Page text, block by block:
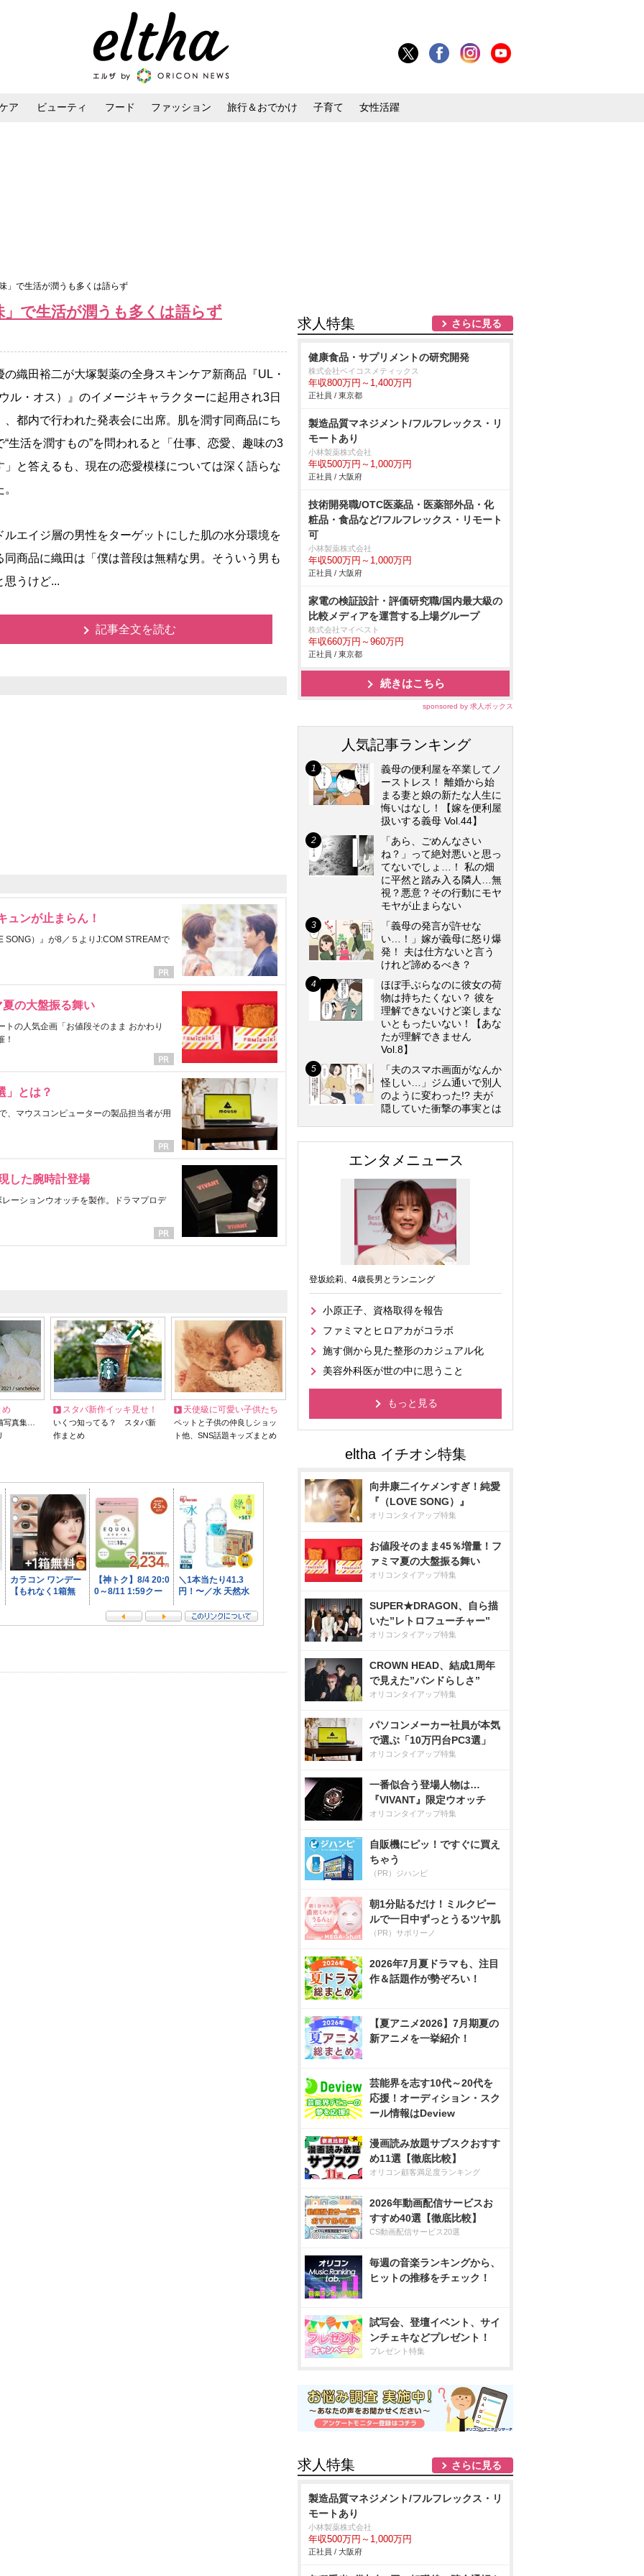
ア ビューティ フード ファッション 旅行＆おでかけ 子育て 女性活躍
」で生活が潤うも多くは語らず
で生活が潤うも多くは語らず
織田裕二が大塚製薬の全身スキンケア新商品『UL・
ル・オス）』のイメージキャラクターに起用され3日
、都内で行われた発表会に出席。肌を潤す同商品にち
“生活を潤すもの”を問われると「仕事、恋愛、趣味の3
」と答えるも、現在の恋愛模様については深く語らな
エイジ層の男性をターゲットにした肌の水分環境を
同商品に織田は「僕は普段は無精な男。そういう男も
思うけど...
記事全文を読む
ュンが止まらん！
SONG）』が8／５よりJ:COM STREAMで
の大盤振る舞い
の人気企画「お値段そのまま おかわり
！
」とは？
、マウスコンピューターの製品担当者が用
した腕時計登場
ーションウオッチを製作。ドラマプロデ
め
写真集…
スタバ新作イッキ見せ！
いくつ知ってる？ スタバ新
作まとめ
天使級に可愛い子供たち
ペットと子供の仲良しショッ
ト他、SNS話題キッズまとめ
求人特集 さらに見る
健康食品・サプリメントの研究開発
株式会社ベイコスメティックス
年収800万円～1,400万円
正社員 / 東京都
製造品質マネジメント/フルフレックス・リ
モートあり
小林製薬株式会社
年収500万円～1,000万円
正社員 / 大阪府
技術開発職/OTC医薬品・医薬部外品・化
粧品・食品など/フルフレックス・リモート
可
小林製薬株式会社
年収500万円～1,000万円
正社員 / 大阪府
家電の検証設計・評価研究職/国内最大級の
比較メディアを運営する上場グループ
株式会社マイベスト
年収660万円～960万円
正社員 / 東京都
続きはこちら
sponsored by 求人ボックス
人気記事ランキング
義母の便利屋を卒業してノ
ーストレス！ 離婚から始
まる妻と娘の新たな人生に
悔いはなし！【嫁を便利屋
扱いする義母 Vol.44】
「あら、ごめんなさい
ね？」って絶対悪いと思っ
てないでしょ…！ 私の畑
に平然と踏み入る隣人…無
視？悪意？その行動にモヤ
モヤが止まらない
「義母の発言が許せな
い…！」嫁が義母に怒り爆
発！ 夫は仕方ないと言う
けれど諦めるべき？
ほぼ手ぶらなのに彼女の荷
物は持ちたくない？ 彼を
理解できないけど楽しまな
いともったいない！【あな
たが理解できません
Vol.8】
「夫のスマホ画面がなんか
怪しい…」ジム通いで別人
のように変わった!? 夫が
隠していた衝撃の事実とは
エンタメニュース
登坂絵莉、4歳長男とランニング
小原正子、資格取得を報告
ファミマとヒロアカがコラボ
施す側から見た整形のカジュアル化
美容外科医が世の中に思うこと
もっと見る
向井康二イケメンすぎ！純愛
『（LOVE SONG）』
オリコンタイアップ特集
お値段そのまま45％増量！フ
ァミマ夏の大盤振る舞い
オリコンタイアップ特集
SUPER★DRAGON、自ら描
いた”レトロフューチャー”
オリコンタイアップ特集
CROWN HEAD、結成1周年
で見えた”バンドらしさ”
オリコンタイアップ特集
パソコンメーカー社員が本気
で選ぶ「10万円台PC3選」
オリコンタイアップ特集
一番似合う登場人物は…
『VIVANT』限定ウオッチ
オリコンタイアップ特集
自販機にピッ！ですぐに買え
ちゃう
（PR）ジハンピ
朝1分貼るだけ！ミルクピー
ルで一日中ずっとうるツヤ肌
（PR）サボリーノ
2026年7月夏ドラマも、注目
作＆話題作が勢ぞろい！
【夏アニメ2026】7月期夏の
新アニメを一挙紹介！
芸能界を志す10代～20代を
応援！オーディション・スク
ール情報はDeview
漫画読み放題サブスクおすす
め11選【徹底比較】
オリコン顧客満足度ランキング
2026年動画配信サービスお
すすめ40選【徹底比較】
CS動画配信サービス20選
毎週の音楽ランキングから、
ヒットの推移をチェック！
試写会、登壇イベント、サイ
ンチェキなどプレゼント！
プレゼント特集
求人特集 さらに見る
製造品質マネジメント/フルフレックス・リ
モートあり
小林製薬株式会社
年収500万円～1,000万円
正社員 / 大阪府